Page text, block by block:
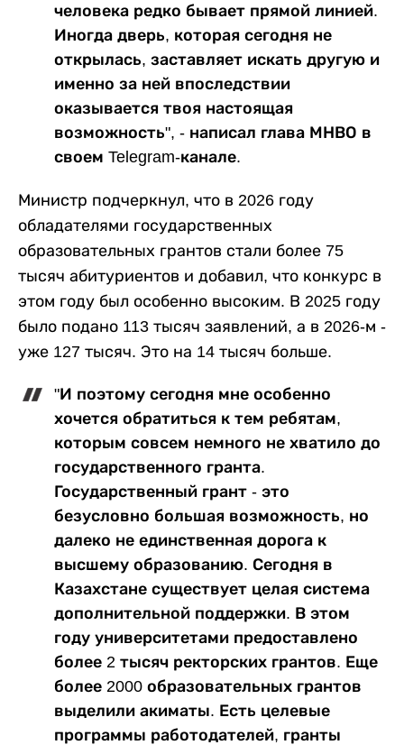
человека редко бывает прямой линией.
Иногда дверь, которая сегодня не
открылась, заставляет искать другую и
именно за ней впоследствии
оказывается твоя настоящая
возможность", - написал глава МНВО в
своем Telegram-канале.
Министр подчеркнул, что в 2026 году
обладателями государственных
образовательных грантов стали более 75
тысяч абитуриентов и добавил, что конкурс в
этом году был особенно высоким. В 2025 году
было подано 113 тысяч заявлений, а в 2026-м -
уже 127 тысяч. Это на 14 тысяч больше.
"И поэтому сегодня мне особенно
хочется обратиться к тем ребятам,
которым совсем немного не хватило до
государственного гранта.
Государственный грант - это
безусловно большая возможность, но
далеко не единственная дорога к
высшему образованию. Сегодня в
Казахстане существует целая система
дополнительной поддержки. В этом
году университетами предоставлено
более 2 тысяч ректорских грантов. Еще
более 2000 образовательных грантов
выделили акиматы. Есть целевые
программы работодателей, гранты